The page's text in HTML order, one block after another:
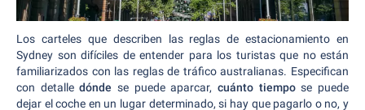
Los carteles que describen las reglas de estacionamiento en
Sydney son difíciles de entender para los turistas que no están
familiarizados con las reglas de tráfico australianas. Especifican
con detalledóndese puede aparcar,cuánto tiempose puede
dejar el coche en un lugar determinado, si hay que pagarlo o no, y